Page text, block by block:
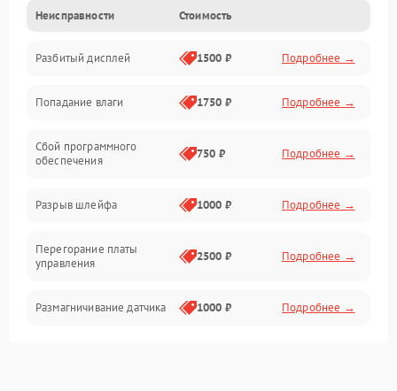
Видео
Механика
Управление
Электропитание
Неисправности Стоимость
Разбитый дисплей 1500 ₽ Подробнее →
Попадание влаги 1750 ₽ Подробнее →
Сбой программного
обеспечения
750 ₽ Подробнее →
Разрыв шлейфа 1000 ₽ Подробнее →
Перегорание платы
управления
2500 ₽ Подробнее →
Размагничивание датчика 1000 ₽ Подробнее →